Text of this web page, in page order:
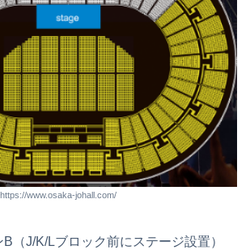
www.osaka-johall.com/
（J/K/Lブロック前にステージ設置）